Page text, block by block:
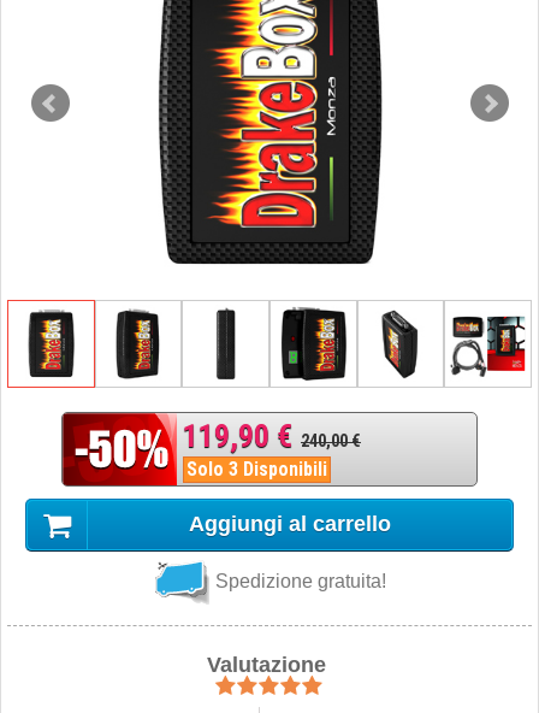
119,90 € 240,00 €
Solo 3 Disponibili
Aggiungi al carrello
Spedizione gratuita!
Valutazione